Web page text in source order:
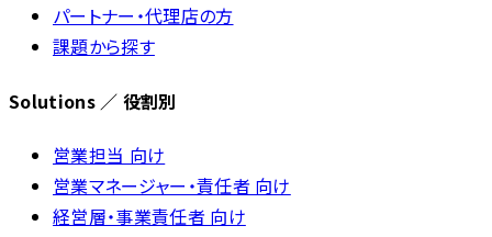
パートナー・代理店の方
課題から探す
Solutions ／ 役割別
営業担当 向け
営業マネージャー・責任者 向け
経営層・事業責任者 向け